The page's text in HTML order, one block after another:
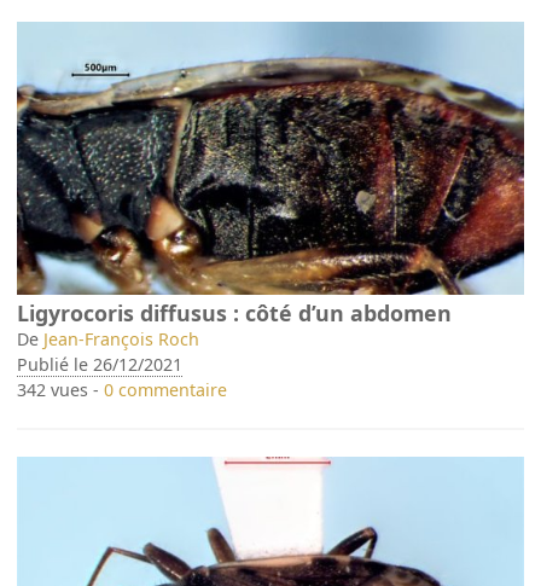
Ligyrocoris diffusus : côté d’un abdomen
De Jean-François Roch
Publié le 26/12/2021
342 vues -0 commentaire